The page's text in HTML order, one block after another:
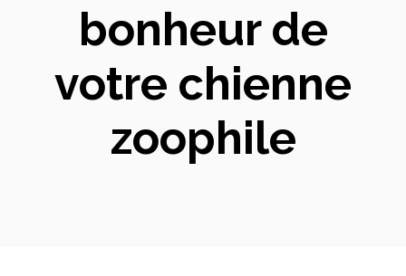
bonheur de
votre chienne
zoophile